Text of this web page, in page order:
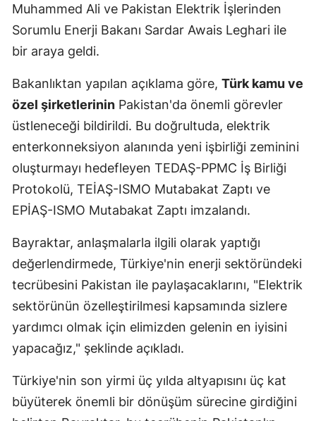
Muhammed Ali ve Pakistan Elektrik İşlerinden
Sorumlu Enerji Bakanı Sardar Awais Leghari ile
bir araya geldi.
Bakanlıktan yapılan açıklama göre, Türk kamu ve
özel şirketlerinin Pakistan'da önemli görevler
üstleneceği bildirildi. Bu doğrultuda, elektrik
enterkonneksiyon alanında yeni işbirliği zeminini
oluşturmayı hedefleyen TEDAŞ-PPMC İş Birliği
Protokolü, TEİAŞ-ISMO Mutabakat Zaptı ve
EPİAŞ-ISMO Mutabakat Zaptı imzalandı.
Bayraktar, anlaşmalarla ilgili olarak yaptığı
değerlendirmede, Türkiye'nin enerji sektöründeki
tecrübesini Pakistan ile paylaşacaklarını, "Elektrik
sektörünün özelleştirilmesi kapsamında sizlere
yardımcı olmak için elimizden gelenin en iyisini
yapacağız," şeklinde açıkladı.
Türkiye'nin son yirmi üç yılda altyapısını üç kat
büyüterek önemli bir dönüşüm sürecine girdiğini